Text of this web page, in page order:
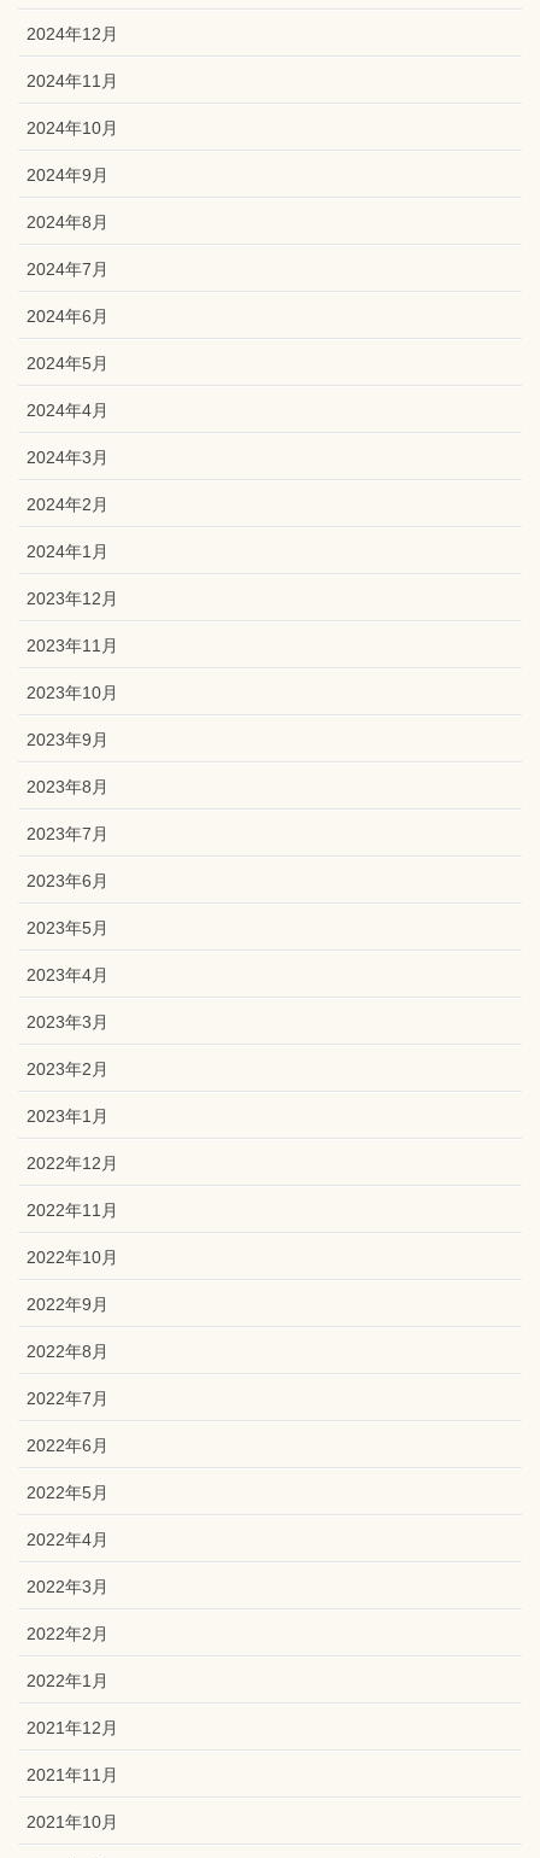
2024年12月
2024年11月
2024年10月
2024年9月
2024年8月
2024年7月
2024年6月
2024年5月
2024年4月
2024年3月
2024年2月
2024年1月
2023年12月
2023年11月
2023年10月
2023年9月
2023年8月
2023年7月
2023年6月
2023年5月
2023年4月
2023年3月
2023年2月
2023年1月
2022年12月
2022年11月
2022年10月
2022年9月
2022年8月
2022年7月
2022年6月
2022年5月
2022年4月
2022年3月
2022年2月
2022年1月
2021年12月
2021年11月
2021年10月